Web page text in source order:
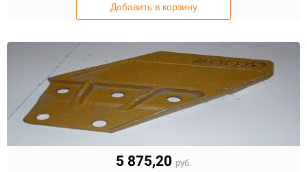
Добавить в корзину
5 875,20 руб.